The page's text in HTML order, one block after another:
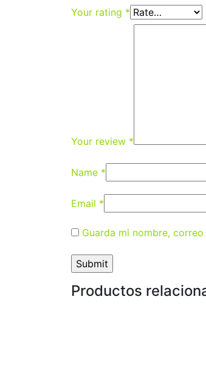
Your rating *
Your review *
Name *
Email *
Guarda mi nombre,
Productos